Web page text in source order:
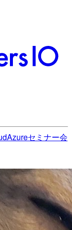
Azureセミナー会